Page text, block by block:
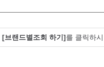
[브랜드별조회 하기]를 클릭하